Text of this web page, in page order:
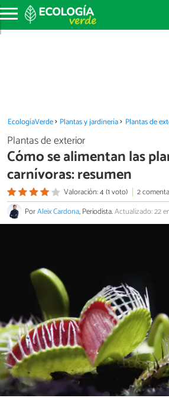
EcologíaVerde Plantas y jardinería Plantas de
Plantas de exterior
Cómo se alimentan las
carnívoras: resumen
Valoración: 4 (1 voto)
2
PorAleix Cardona, Periodista.Actualizado: 22